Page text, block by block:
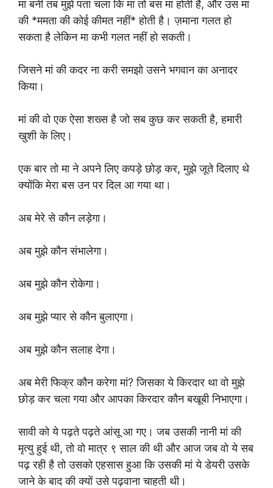
मां बनी तब मुझे पता चला कि मां तो बस मा होती है, और उस मा
की *ममता की कोई कीमत नहीं* होती है। ज़माना गलत हो
सकता है लेकिन मा कभी गलत नहीं हो सकती।
जिसने मां की कदर ना करी समझो उसने भगवान का अनादर
किया।
मां की वो एक ऐसा शख्स है जो सब कुछ कर सकती है, हमारी
खुशी के लिए।
एक बार तो मा ने अपने लिए कपड़े छोड़ कर, मुझे जूते दिलाए थे
क्योंकि मेरा बस उन पर दिल आ गया था।
अब मेरे से कौन लड़ेगा।
अब मुझे कौन संभालेगा।
अब मुझे कौन रोकेगा।
अब मुझे प्यार से कौन बुलाएगा।
अब मुझे कौन सलाह देगा।
अब मेरी फिक्र कौन करेगा मां? जिसका ये किरदार था वो मुझे
छोड़ कर चला गया और आपका किरदार कौन बखूबी निभाएगा।
सावी को ये पढ़ते पढ़ते आंसू आ गए। जब उसकी नानी मां की
मृत्यु हुई थी, तो वो मात्र ९ साल की थी और आज जब वो ये सब
पढ़ रही है तो उसको एहसास हुआ कि उसकी मां ये डेयरी उसके
जाने के बाद की क्यों उसे पढ़वाना चाहती थी।